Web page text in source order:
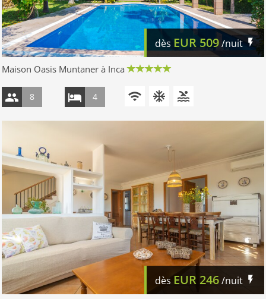
dès EUR 509/nuit
Maison Oasis Muntaner à Inca
8 4
dès EUR 246/nuit